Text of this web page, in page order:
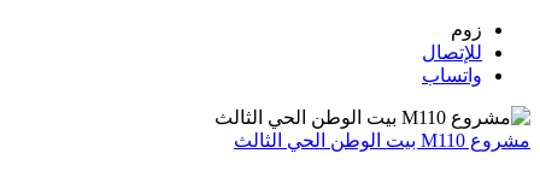
زوم
للإتصال
واتساب
مشروع M110 بيت الوطن الحي الثالث